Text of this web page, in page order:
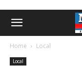
Home Local
Local